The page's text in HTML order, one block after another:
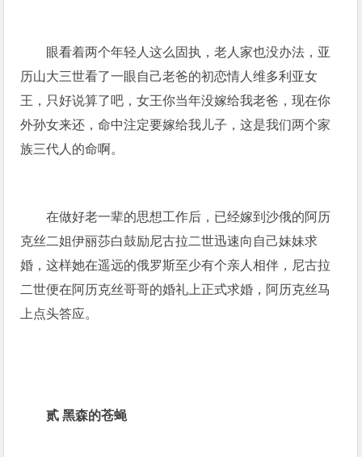
眼看着两个年轻人这么固执，老人家也没办法，亚
历山大三世看了一眼自己老爸的初恋情人维多利亚女
王，只好说算了吧，女王你当年没嫁给我老爸，现在你
外孙女来还，命中注定要嫁给我儿子，这是我们两个家
族三代人的命啊。
在做好老一辈的思想工作后，已经嫁到沙俄的阿历
克丝二姐伊丽莎白鼓励尼古拉二世迅速向自己妹妹求
婚，这样她在遥远的俄罗斯至少有个亲人相伴，尼古拉
二世便在阿历克丝哥哥的婚礼上正式求婚，阿历克丝马
上点头答应。
贰 黑森的苍蝇